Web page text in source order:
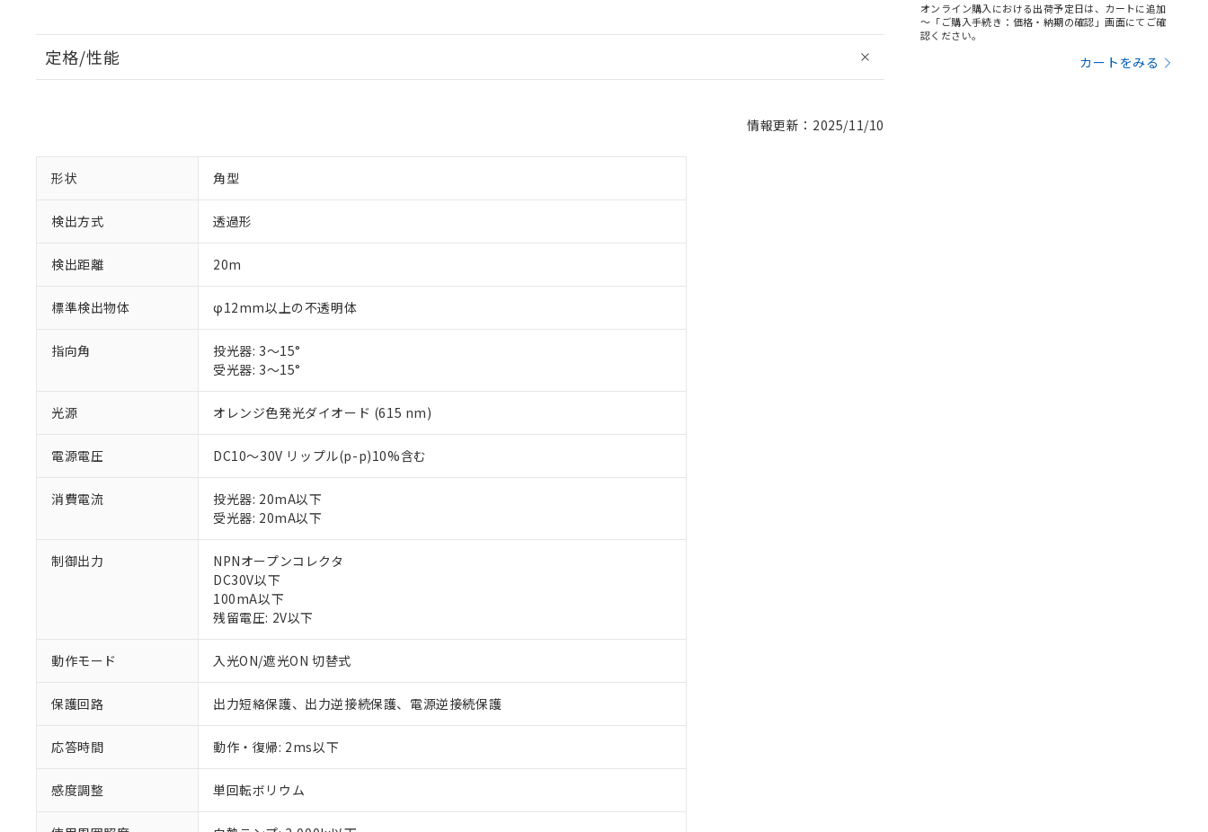
定格/性能
情報更新：2025/11/10
形状 角型
検出方式 透過形
検出距離 20m
標準検出物体 φ12mm以上の不透明体
指向角
投光器: 3～15°
受光器: 3～15°
光源 オレンジ色発光ダイオード (615 nm)
電源電圧 DC10～30V リップル(p-p)10%含む
消費電流
投光器: 20mA以下
受光器: 20mA以下
制御出力
NPNオープンコレクタ
DC30V以下
100mA以下
残留電圧: 2V以下
動作モード 入光ON/遮光ON 切替式
保護回路 出力短絡保護、出力逆接続保護、電源逆接続保護
応答時間 動作・復帰: 2ms以下
感度調整 単回転ボリウム
オンライン購入における出荷予定日は、カートに追加
～「ご購入手続き：価格・納期の確認」画面にてご確
認ください。
カートをみる
ご利用条件
※1 対応状況
対応済み：EU RoHS指令（10物質）の非含有に対応した製品が提供可能な商品です。
対応予定：EU RoHS指令（10物質）の非含有に対応した製品に切り替える予定のある商品です。
調査・確認中：EU RoHS指令（10物質）の非含有の対応状況を調査中または確認中の商品です。
非該当品：ライセンス料など無形物で、有害物質有無と関係のない商品です。
※1 中国RoHS○×表